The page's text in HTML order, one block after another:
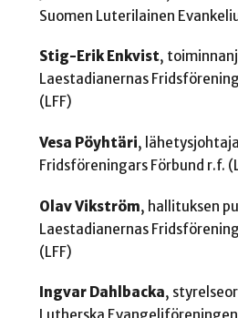
Suomen Luterilainen
Stig-Erik Enkvist,
Laestadianernas
(LFF)
Vesa Pöyhtäri,
Fridsföreningars Förbund r.f.
Olav Vikström, hallituksen
Laestadianernas
(LFF)
Ingvar Dahlbacka,